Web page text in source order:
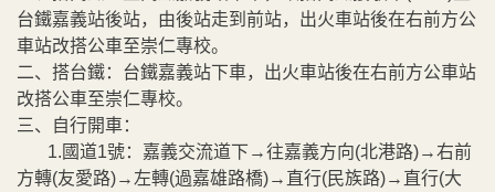
台鐵嘉義站後站，由後站走到前站，出火車站後在右前方公
車站改搭公車至崇仁專校。
二、搭台鐵：台鐵嘉義站下車，出火車站後在右前方公車站
改搭公車至崇仁專校。
三、自行開車：
1.國道1號：嘉義交流道下→往嘉義方向(北港路)→右前
方轉(友愛路)→左轉(過嘉雄路橋)→直行(民族路)→直行(大